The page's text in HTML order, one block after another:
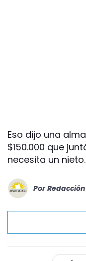
Eso dijo una
$150.000 que
necesita un
Por